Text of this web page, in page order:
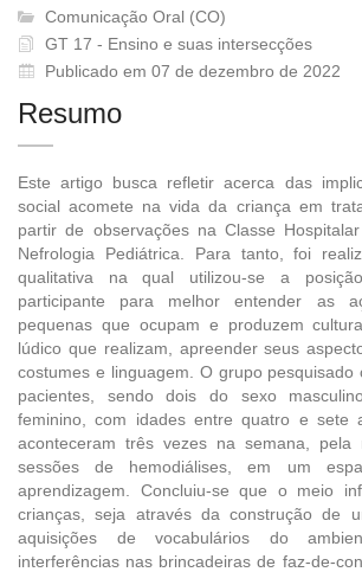
Comunicação Oral (CO)
GT 17 - Ensino e suas intersecções
Publicado em 07 de dezembro de 2022
Resumo
Este artigo busca refletir acerca das
social acomete na vida da criança em
partir de observações na Classe
Nefrologia Pediátrica. Para tanto, foi
qualitativa na qual utilizou-se a
participante para melhor entender as
pequenas que ocupam e produzem
lúdico que realizam, apreender seus
costumes e linguagem. O grupo pesquisado
pacientes, sendo dois do sexo
feminino, com idades entre quatro e sete
aconteceram três vezes na semana, pela
sessões de hemodiálises, em um
aprendizagem. Concluiu-se que o meio
crianças, seja através da construção de
aquisições de vocabulários do
interferências nas brincadeiras de faz-de-